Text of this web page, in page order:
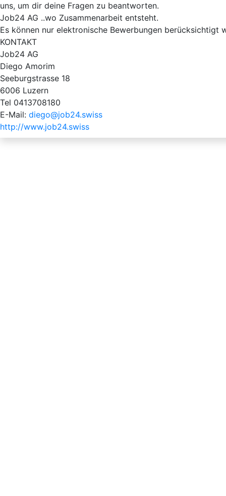
uns, um dir deine Fragen zu beantworten.
Job24 AG ..wo Zusammenarbeit entsteht.
Es können nur elektronische Bewerbungen
KONTAKT
Job24 AG
Diego Amorim
Seeburgstrasse 18
6006 Luzern
Tel 0413708180
E-Mail: diego@job24.swiss
http://www.job24.swiss